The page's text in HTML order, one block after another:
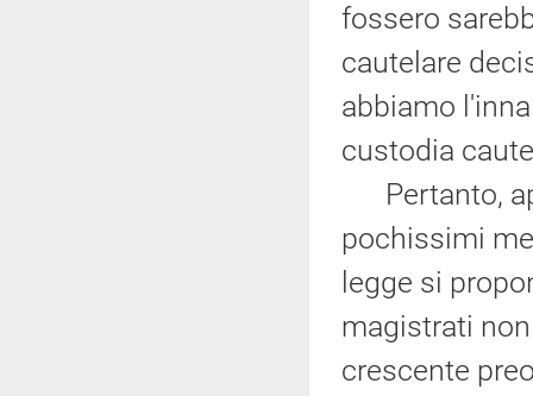
fossero
cautelare
abbiamo
custodia
Pertanto,
pochissimi
legge si
magistrati
crescente